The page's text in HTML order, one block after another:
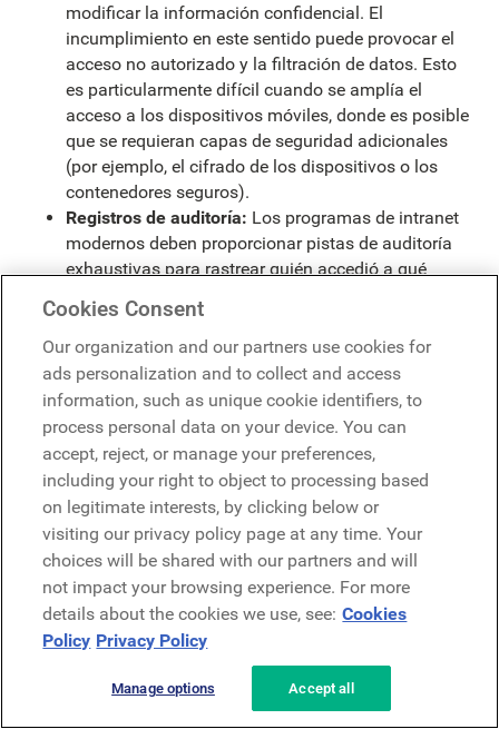
modificar la información confidencial. El
incumplimiento en este sentido puede provocar el
acceso no autorizado y la filtración de datos. Esto
es particularmente difícil cuando se amplía el
acceso a los dispositivos móviles, donde es posible
que se requieran capas de seguridad adicionales
(por ejemplo, el cifrado de los dispositivos o los
contenedores seguros).
Registros de auditoría: Los programas de intranet
modernos deben proporcionar pistas de auditoría
exhaustivas para rastrear quién accedió a qué
fundamental para demostrar el cumplimiento e
investigar los incidentes de seguridad.
Regulaciones específicas de la industria:
Muchos sectores (por ejemplo, el sector sanitario
con HIPAA o el sector financiero con SOX) tienen
requisitos de cumplimiento adicionales y altamente
específicos. Los programas de intranet deben ser lo
suficientemente configurables y seguros para
satisfacer estas demandas específicas.
Gobernanza y políticas internas:
La intranet a menudo sirve
como repositorio de las políticas de la empresa (por
Cookies Consent
Our organization and our partners use cookies for
ads personalization and to collect and access
information, such as unique cookie identifiers, to
process personal data on your device. You can
accept, reject, or manage your preferences,
including your right to object to processing based
on legitimate interests, by clicking below or
visiting our privacy policy page at any time. Your
choices will be shared with our partners and will
not impact your browsing experience. For more
details about the cookies we use, see: Cookies
Policy Privacy Policy
Manage options Accept all